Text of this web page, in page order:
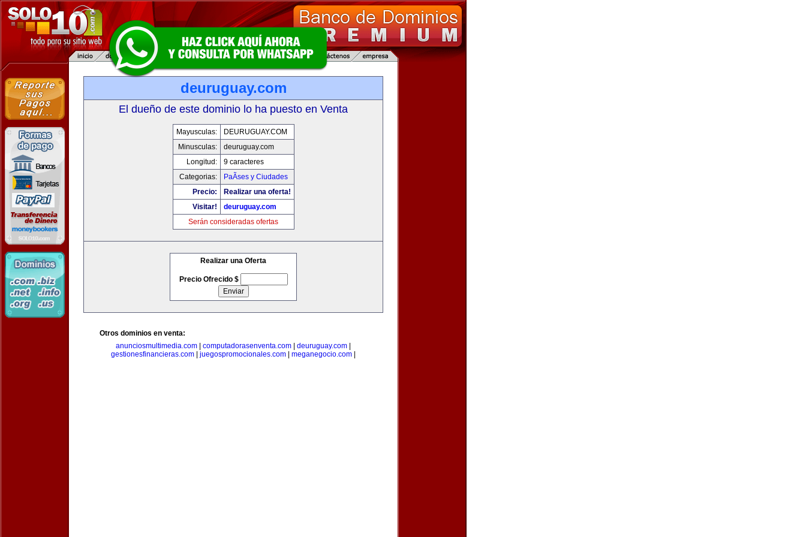
deuruguay.com
El dueño de este dominio lo ha puesto en Venta
Mayusculas:
DEURUGUAY.COM
Minusculas:
deuruguay.com
Longitud:
9 caracteres
Categorias:
PaÃ­ses y Ciudades
Precio:
Realizar una oferta!
Visitar!
deuruguay.com
Serán consideradas ofertas
Realizar una Oferta
Precio Ofrecido $
Otros dominios en venta:
anunciosmultimedia.com
computadorasenventa.com deuruguay.com
gestionesfinancieras.com
juegospromocionales.com meganegocio.com